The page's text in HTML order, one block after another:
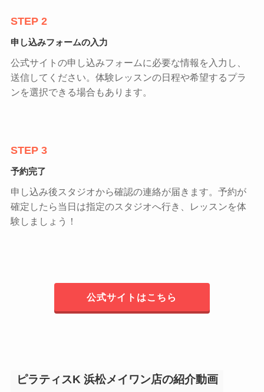
STEP 2
申し込みフォームの入力
公式サイトの申し込みフォームに必要な情報を入力し、
送信してください。体験レッスンの日程や希望するプラ
ンを選択できる場合もあります。
STEP 3
予約完了
申し込み後スタジオから確認の連絡が届きます。予約が
確定したら当日は指定のスタジオへ行き、レッスンを体
験しましょう！
公式サイトはこちら
ピラティスK 浜松メイワン店の紹介動画